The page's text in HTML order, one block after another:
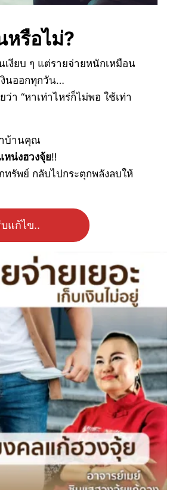
หรือไม่?
งียบ ๆ แต่รายจ่ายหนักเหมือน
นออกทุกวัน…
ว่า “หาเท่าไหร่ก็ไม่พอ ใช้เท่า
บ้านคุณ
น่งฮวงจุ้ย‼
ทรัพย์ กลับไปกระตุกพลังลบให้
แก้ไข..